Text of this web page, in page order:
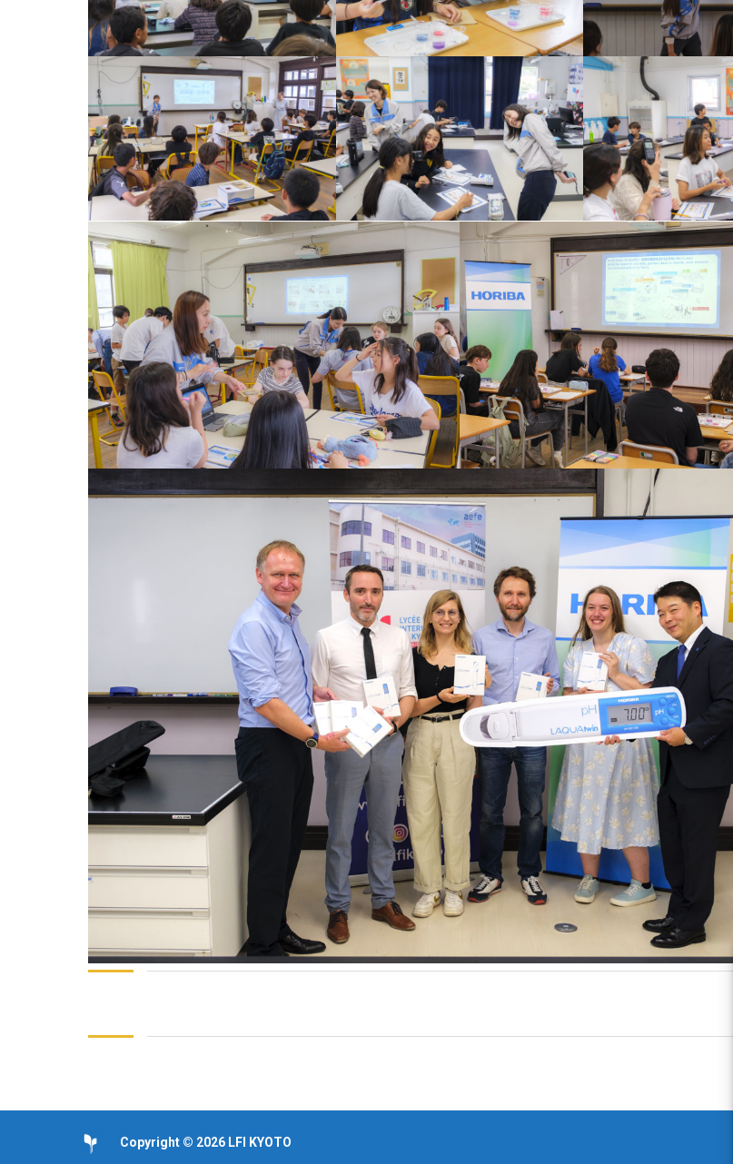
Copyright © 2026 LFI KYOTO